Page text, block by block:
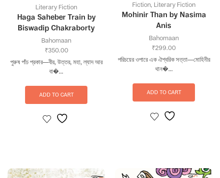
Literary Fiction
Haga Saheber Train by
Biswadip Chakraborty
Bahomaan
₹350.00
পুরুষ পাঁচ প্রকার—বীর, উত্তর, মহা, ল্যাদ আর
বা�...
ADD TO CART
Fiction, Literary Fiction
Mohinir Than by Nasima
Anis
Bahomaan
₹299.00
পরিচয়ের ওপারে এক ঐশ্বরিক সত্তা—মোহিনীর
থান�...
ADD TO CART